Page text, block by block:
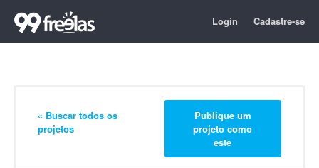
Login Cadastre-se
« Buscar todos os
projetos
Publique um
projeto como
este